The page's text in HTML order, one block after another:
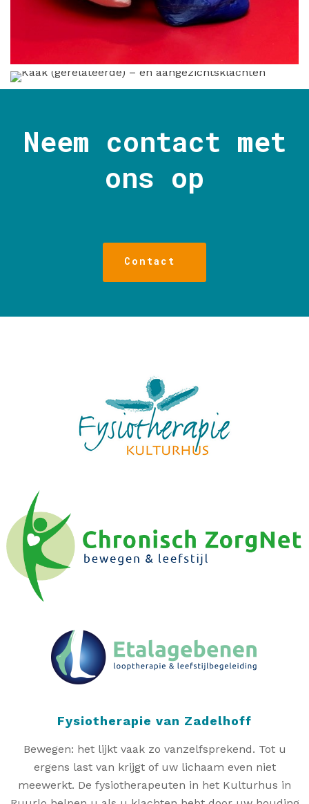
Neem contact met
ons op
Contact
Fysiotherapie van Zadelhoff
Bewegen: het lijkt vaak zo vanzelfsprekend. Tot u
ergens last van krijgt of uw lichaam even niet
meewerkt. De fysiotherapeuten in het Kulturhus in